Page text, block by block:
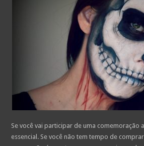
Se você vai participar de uma comemoração
essencial. Se você não tem tempo de